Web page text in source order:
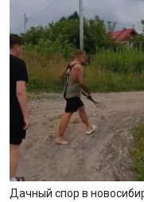
Дачный спор в